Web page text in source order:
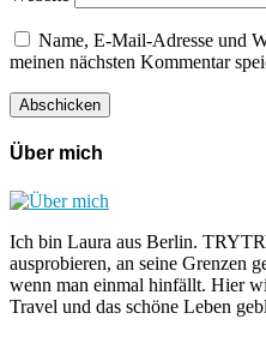
Name, E-Mail-Adresse und
meinen nächsten Kommentar
Über mich
Ich bin Laura aus Berlin.
ausprobieren, an seine Grenzen
wenn man einmal hinfällt. Hier
Travel und das schöne Leben